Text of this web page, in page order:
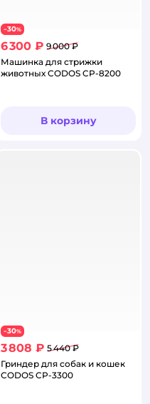
−30%
6 300 ₽ 9 000 ₽
Машинка для стрижки
животных CODOS CP-8200
В корзину
−30%
3 808 ₽ 5 440 ₽
Гриндер для собак и кошек
CODOS CP-3300